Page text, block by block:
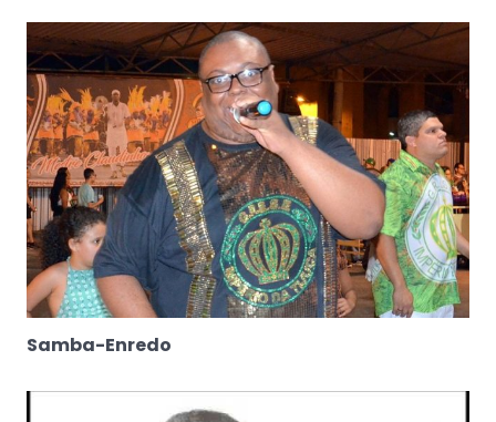
Samba-Enredo